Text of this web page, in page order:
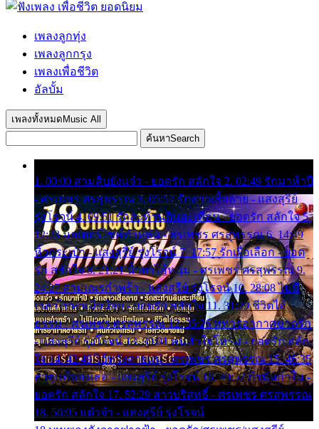
เพลงลูกทุ่ง
เพลงลูกกรุง
เพลงเพื่อชีวิต
อัลบั้ม
เพลงทั้งหมด Music All
ค้นหาSearch
1. 00:00 สามสิบยังแจ๋ว - ยอดรัก สลักใจ 2. 02:49 รักมาห้าปี
- ศรเพชร ศรสุพรรณ 3. 05:57 รักสาวเสื้อลาย - แสงสุรีย์
รุ่งโรจน์ 4. 09:51 รักสะท้านดินสะเทือน - ยอดรัก สลักใจ 5.
12:23 มอเตอร์ไซค์ทำหล่น - ศรเพชร ศรสุพรรณ 6. 14:49
หิ้วกระเป๋า - แสงสุรีย์ รุ่งโรจน์ 7. 17:57 รักเผื่อเลือก - ยอด
รัก สลักใจ 8. 21:21 น้ำตาไอ้หนุ่ม - ศรเพชร ศรสุพรรณ 9.
24:27 สามเณรกำพร้า - แสงสุรีย์ รุ่งโรจน์ 10. 28:08 ไม่มี
เวลาไปหาเมียน้อย - ยอดรัก สลักใจ 11. 31:29 ชีวิตไอ้
ธรรม - ศรเพชร ศรสุพรรณ 12. 35:26 ทหารอากาศขาดรัก
- แสงสุรีย์ รุ่งโรจน์ 13. 39:01 คนหัวใจโทรม - ยอดรัก สลัก
ใจ 14. 42:49 ไอ้หวังตายแน่ - ศรเพชร ศรสุพรรณ 15. 46:35
ธาตุแท้ของเธอ - แสงสุรีย์ รุ่งโรจน์ 16. 49:57 กำนันกำใน -
ยอดรัก สลักใจ 17. 52:29 สาวบริสุทธิ์ - ศรเพชร ศรสุพรรณ
18. 56:05 แต๋วจ๋า - แสงสุรีย์ รุ่งโรจน์